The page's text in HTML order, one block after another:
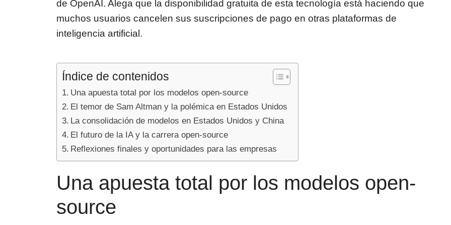
de OpenAI. Alega que la disponibilidad gratuita de esta tecnología está haciendo que
muchos usuarios cancelen sus suscripciones de pago en otras plataformas de
inteligencia artificial.
Índice de contenidos
Una apuesta total por los modelos open-source
El temor de Sam Altman y la polémica en Estados Unidos
La consolidación de modelos en Estados Unidos y China
El futuro de la IA y la carrera open-source
Reflexiones finales y oportunidades para las empresas
Una apuesta total por los modelos open-
source